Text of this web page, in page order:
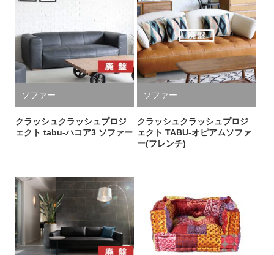
ソファー
クラッシュクラッシュプロジ
ェクト tabu-ハコア3 ソファー
ソファー
クラッシュクラッシュプロジ
ェクト TABU-オピアムソファ
ー(フレンチ)